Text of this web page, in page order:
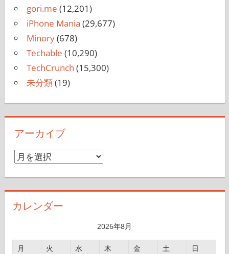
gori.me (12,201)
iPhone Mania (29,677)
Minory(678)
Techable (10,290)
TechCrunch (15,300)
未分類(19)
アーカイブ
ア
イ
カレンダー
2026年8月
月 火 水 木 金 土
日